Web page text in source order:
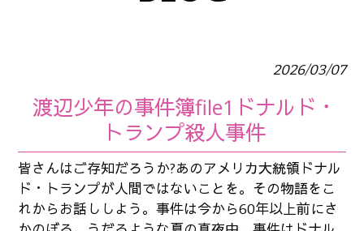
2026/03/07
渡辺少年の事件簿file1ドナルド・
トランプ殺人事件
皆さんはご存知だろうか?あのアメリカ大統領ドナル
ド・トランプが人間ではないことを。その物語をこ
れからお話ししよう。事件は今から60年以上前にさ